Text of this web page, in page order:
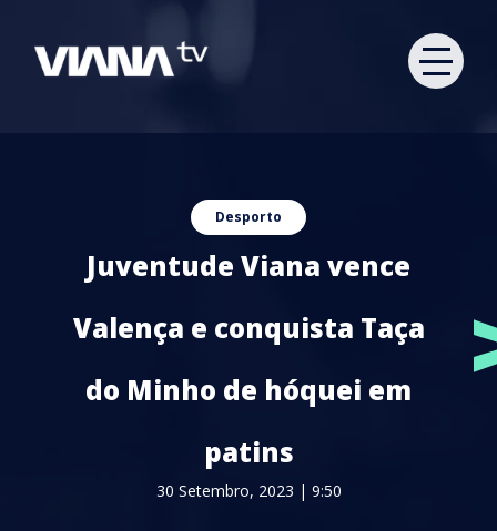
Desporto
Juventude Viana vence
Valença e conquista Taça
do Minho de hóquei em
patins
30 Setembro, 2023 | 9:50